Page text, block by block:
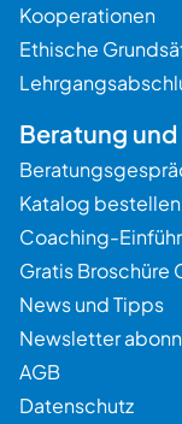
Kooperationen
Ethische
Beratung
Katalog bestellen
Coaching-
Gratis
News und Tipps
Newsletter
AGB
Datenschutz